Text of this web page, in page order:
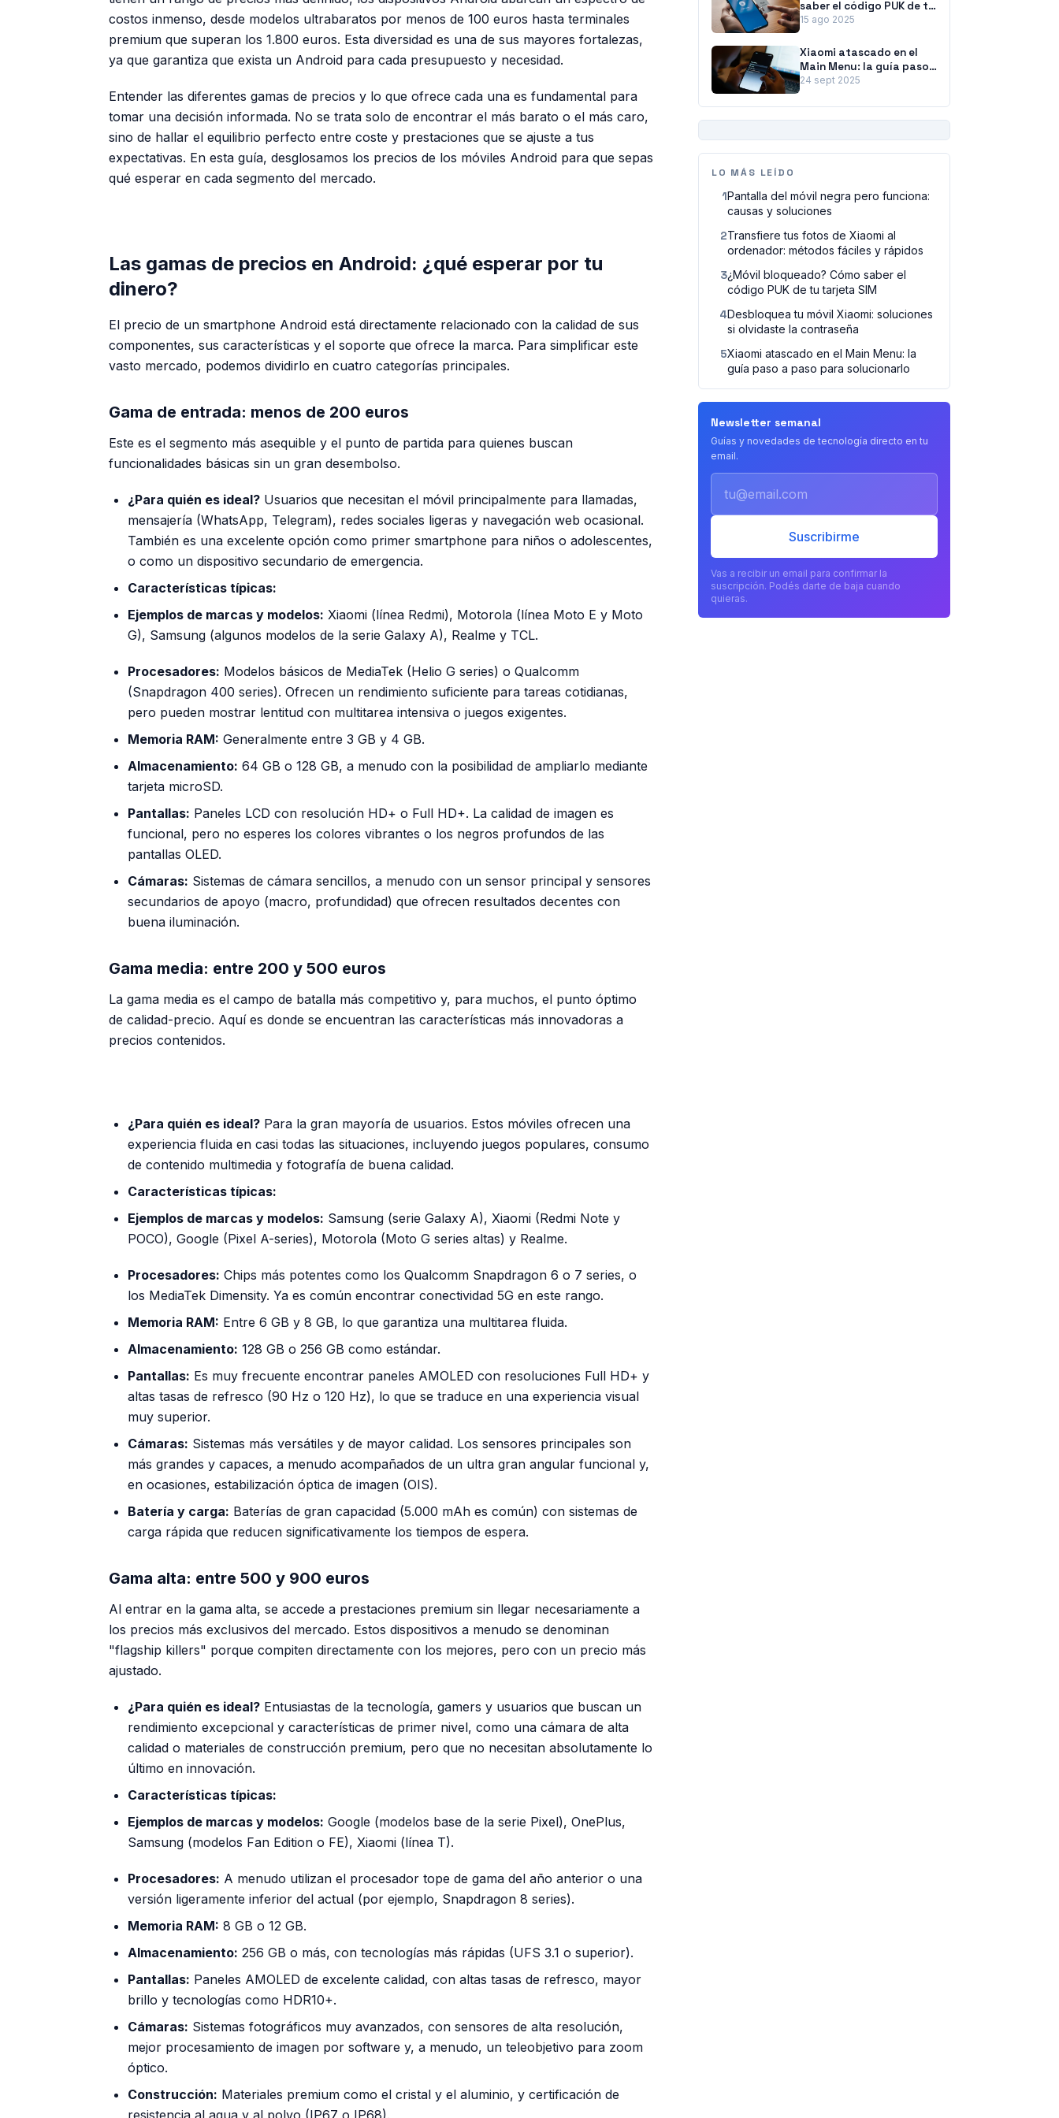
costos inmenso, desde modelos ultrabaratos por menos de 100 euros hasta terminales
premium que superan los 1.800 euros. Esta diversidad es una de sus mayores fortalezas,
ya que garantiza que exista un Android para cada presupuesto y necesidad.
Entender las diferentes gamas de precios y lo que ofrece cada una es fundamental para
tomar una decisión informada. No se trata solo de encontrar el más barato o el más caro,
sino de hallar el equilibrio perfecto entre coste y prestaciones que se ajuste a tus
expectativas. En esta guía, desglosamos los precios de los móviles Android para que sepas
qué esperar en cada segmento del mercado.
Las gamas de precios en Android: ¿qué esperar por tu
dinero?
El precio de un smartphone Android está directamente relacionado con la calidad de sus
componentes, sus características y el soporte que ofrece la marca. Para simplificar este
vasto mercado, podemos dividirlo en cuatro categorías principales.
Gama de entrada: menos de 200 euros
Este es el segmento más asequible y el punto de partida para quienes buscan
funcionalidades básicas sin un gran desembolso.
¿Para quién es ideal? Usuarios que necesitan el móvil principalmente para llamadas,
mensajería (WhatsApp, Telegram), redes sociales ligeras y navegación web ocasional.
También es una excelente opción como primer smartphone para niños o adolescentes,
o como un dispositivo secundario de emergencia.
Características típicas:
Ejemplos de marcas y modelos: Xiaomi (línea Redmi), Motorola (línea Moto E y Moto
G), Samsung (algunos modelos de la serie Galaxy A), Realme y TCL.
Procesadores: Modelos básicos de MediaTek (Helio G series) o Qualcomm
(Snapdragon 400 series). Ofrecen un rendimiento suficiente para tareas cotidianas,
pero pueden mostrar lentitud con multitarea intensiva o juegos exigentes.
Memoria RAM: Generalmente entre 3 GB y 4 GB.
Almacenamiento: 64 GB o 128 GB, a menudo con la posibilidad de ampliarlo mediante
tarjeta microSD.
Pantallas: Paneles LCD con resolución HD+ o Full HD+. La calidad de imagen es
funcional, pero no esperes los colores vibrantes o los negros profundos de las
pantallas OLED.
Cámaras: Sistemas de cámara sencillos, a menudo con un sensor principal y sensores
secundarios de apoyo (macro, profundidad) que ofrecen resultados decentes con
buena iluminación.
Gama media: entre 200 y 500 euros
La gama media es el campo de batalla más competitivo y, para muchos, el punto óptimo
de calidad-precio. Aquí es donde se encuentran las características más innovadoras a
precios contenidos.
¿Para quién es ideal? Para la gran mayoría de usuarios. Estos móviles ofrecen una
experiencia fluida en casi todas las situaciones, incluyendo juegos populares, consumo
de contenido multimedia y fotografía de buena calidad.
Características típicas:
Ejemplos de marcas y modelos: Samsung (serie Galaxy A), Xiaomi (Redmi Note y
POCO), Google (Pixel A-series), Motorola (Moto G series altas) y Realme.
Procesadores: Chips más potentes como los Qualcomm Snapdragon 6 o 7 series, o
los MediaTek Dimensity. Ya es común encontrar conectividad 5G en este rango.
Memoria RAM: Entre 6 GB y 8 GB, lo que garantiza una multitarea fluida.
Almacenamiento: 128 GB o 256 GB como estándar.
Pantallas: Es muy frecuente encontrar paneles AMOLED con resoluciones Full HD+ y
altas tasas de refresco (90 Hz o 120 Hz), lo que se traduce en una experiencia visual
muy superior.
Cámaras: Sistemas más versátiles y de mayor calidad. Los sensores principales son
más grandes y capaces, a menudo acompañados de un ultra gran angular funcional y,
en ocasiones, estabilización óptica de imagen (OIS).
Batería y carga: Baterías de gran capacidad (5.000 mAh es común) con sistemas de
carga rápida que reducen significativamente los tiempos de espera.
Gama alta: entre 500 y 900 euros
Al entrar en la gama alta, se accede a prestaciones premium sin llegar necesariamente a
los precios más exclusivos del mercado. Estos dispositivos a menudo se denominan
"flagship killers" porque compiten directamente con los mejores, pero con un precio más
ajustado.
¿Para quién es ideal? Entusiastas de la tecnología, gamers y usuarios que buscan un
rendimiento excepcional y características de primer nivel, como una cámara de alta
calidad o materiales de construcción premium, pero que no necesitan absolutamente lo
último en innovación.
Características típicas:
Ejemplos de marcas y modelos: Google (modelos base de la serie Pixel), OnePlus,
Samsung (modelos Fan Edition o FE), Xiaomi (línea T).
Procesadores: A menudo utilizan el procesador tope de gama del año anterior o una
versión ligeramente inferior del actual (por ejemplo, Snapdragon 8 series).
Memoria RAM: 8 GB o 12 GB.
Almacenamiento: 256 GB o más, con tecnologías más rápidas (UFS 3.1 o superior).
Pantallas: Paneles AMOLED de excelente calidad, con altas tasas de refresco, mayor
brillo y tecnologías como HDR10+.
Cámaras: Sistemas fotográficos muy avanzados, con sensores de alta resolución,
mejor procesamiento de imagen por software y, a menudo, un teleobjetivo para zoom
óptico.
Construcción: Materiales premium como el cristal y el aluminio, y certificación de
resistencia al agua y al polvo (IP67 o IP68).
saber el código PUK de tu
tarjeta SIM
15 ago 2025
Xiaomi atascado en el
Main Menu: la guía paso
a paso para solucionarlo
24 sept 2025
LO MÁS LEÍDO
1Pantalla del móvil negra pero funciona:
causas y soluciones
2Transfiere tus fotos de Xiaomi al
ordenador: métodos fáciles y rápidos
3¿Móvil bloqueado? Cómo saber el
código PUK de tu tarjeta SIM
4Desbloquea tu móvil Xiaomi: soluciones
si olvidaste la contraseña
5Xiaomi atascado en el Main Menu: la
guía paso a paso para solucionarlo
Newsletter semanal
Guías y novedades de tecnología directo en tu
email.
Suscribirme
Vas a recibir un email para confirmar la
suscripción. Podés darte de baja cuando
quieras.